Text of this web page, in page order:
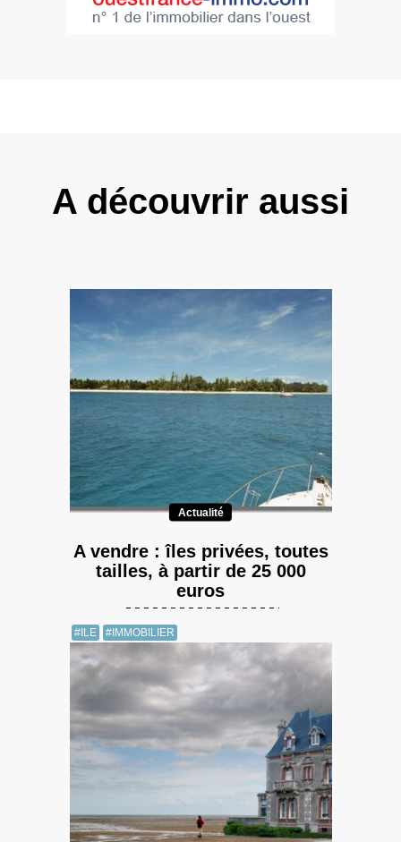
A découvrir aussi
Actualité
A vendre : îles privées, toutes
tailles, à partir de 25 000
euros
#ILE #IMMOBILIER